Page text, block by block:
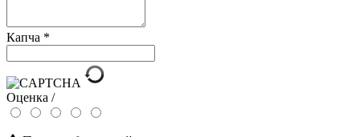
Капча *
Оценка /